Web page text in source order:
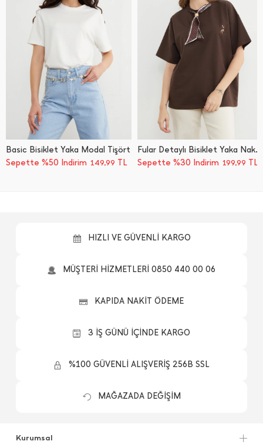
Basic Bisiklet Yaka Modal Tişört
Sepette %50 İndirim 149,99 TL
Fular Detaylı Bisiklet Yaka Nakışlı Oversize Tişört
Sepette %30 İndirim 199,99 TL
HIZLI VE GÜVENLİ KARGO
MÜŞTERİ HİZMETLERİ 0850 440 00 06
KAPIDA NAKİT ÖDEME
3 İŞ GÜNÜ İÇİNDE KARGO
%100 GÜVENLİ ALIŞVERİŞ 256B SSL
MAĞAZADA DEĞİŞİM
Kurumsal